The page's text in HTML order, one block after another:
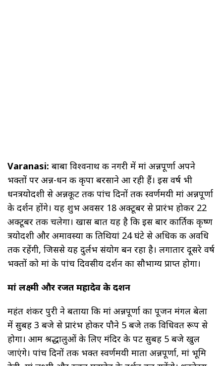
Varanasi: बाबा विश्वनाथ की नगरी में मां अन्नपूर्णा अपने
भक्तों पर अन्न-धन की कृपा बरसाने आ रही हैं। इस वर्ष भी
धनत्रयोदशी से अन्नकूट तक पांच दिनों तक स्वर्णमयी मां अन्नपूर्णा
के दर्शन होंगे। यह शुभ अवसर 18 अक्टूबर से प्रारंभ होकर 22
अक्टूबर तक चलेगा। खास बात यह है कि इस बार कार्तिक कृष्ण
त्रयोदशी और अमावस्या की तिथियां 24 घंटे से अधिक की अवधि
तक रहेंगी, जिससे यह दुर्लभ संयोग बन रहा है। लगातार दूसरे वर्ष
भक्तों को मां के पांच दिवसीय दर्शन का सौभाग्य प्राप्त होगा।
मां लक्ष्मी और रजत महादेव के दर्शन
महंत शंकर पुरी ने बताया कि मां अन्नपूर्णा का पूजन मंगल बेला
में सुबह 3 बजे से प्रारंभ होकर पौने 5 बजे तक विधिवत रूप से
होगा। आम श्रद्धालुओं के लिए मंदिर के पट सुबह 5 बजे खुल
जाएंगे। पांच दिनों तक भक्त स्वर्णमयी माता अन्नपूर्णा, मां भूमि